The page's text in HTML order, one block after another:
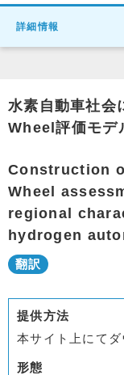
詳細情報
水素自動車社
Wheel評価モデ
Construction
Wheel
regional
hydrogen
提供方法
本サイト上にて
形態